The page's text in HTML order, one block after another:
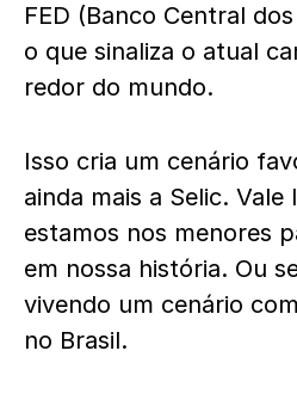
FED (Banco Central
o que sinaliza o atual
redor do mundo.
Isso cria um cenário
ainda mais a Selic. Vale
estamos nos menores
em nossa história. Ou
vivendo um cenário
no Brasil.